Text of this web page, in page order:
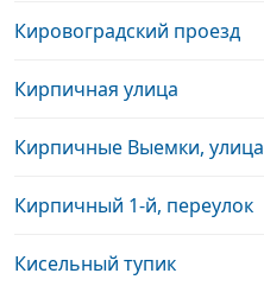
Кировоградский проезд
Кирпичная улица
Кирпичные Выемки, улица
Кирпичный 1-й, переулок
Кисельный тупик